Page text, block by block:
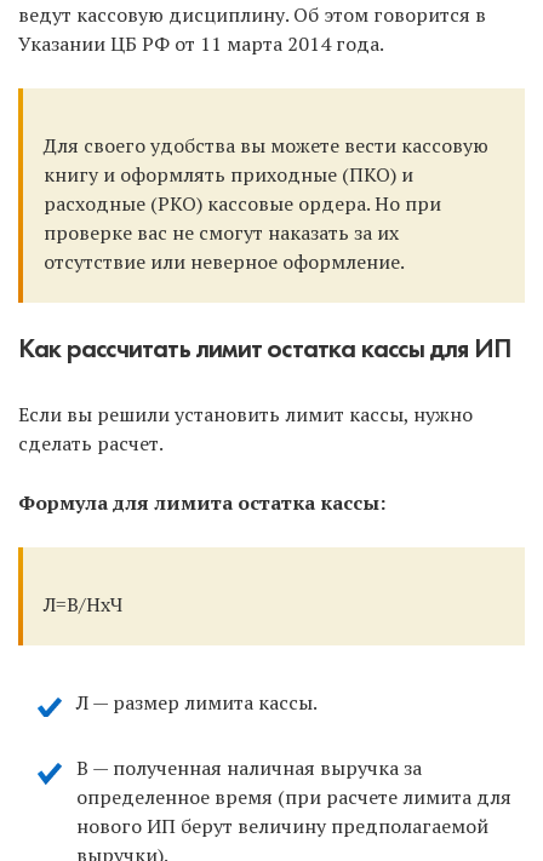
ведут кассовую дисциплину. Об этом говорится в
Указании ЦБ РФ от 11 марта 2014 года.
Для своего удобства вы можете вести кассовую
книгу и оформлять приходные (ПКО) и
расходные (РКО) кассовые ордера. Но при
проверке вас не смогут наказать за их
отсутствие или неверное оформление.
Как рассчитать лимит остатка кассы для ИП
Если вы решили установить лимит кассы, нужно
сделать расчет.
Формула для лимита остатка кассы:
Л=В/НхЧ
Л — размер лимита кассы.
В — полученная наличная выручка за
определенное время (при расчете лимита для
нового ИП берут величину предполагаемой
выручки).